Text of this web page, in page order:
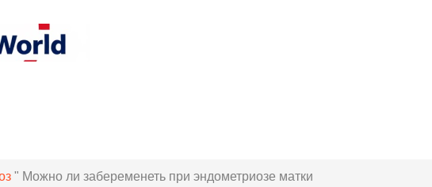
" Можно ли забеременеть при эндометриозе матки